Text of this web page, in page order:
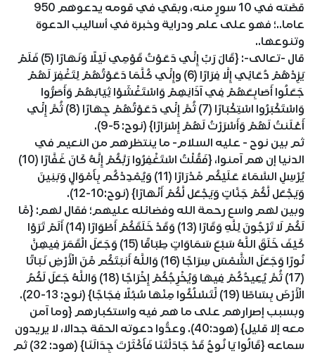
قصَّته في 10 سورٍ منه، وبقي في قومه يدعوهم 950
عاما..؛ فهو على علم ودراية وخبرة في أساليب الدعوة
وتنوعها..
قال -تعالى-: {قَالَ رَبِّ إِنِّي دَعَوْتُ قَوْمِي لَيْلًا وَنَهَارًا (5) فَلَمْ
يَزِدْهُمْ دُعَائِي إِلَّا فِرَارًا (6) وإِنِّي كُلَّمَا دَعَوْتُهُمْ لِتَغْفِرَ لَهُمْ
جَعَلُوا أَصَابِعَهُمْ فِي آذَانِهِمْ وَاسْتَغْشَوْا ثِيَابَهُمْ وَأَصَرُّوا
وَاسْتَكْبَرُوا اسْتِكْبَارًا (7) ثُمَّ إِنِّي دَعَوْتُهُمْ جِهَارًا (8) ثُمَّ إِنِّي
أَعْلَنتُ لَهُمْ وَأَسْرَرْتُ لَهُمْ إِسْرَارًا} (نوح: 5-9).
ثم بين نوح - عليه السلام- ما ينتظرهم من النعيم في
الدنيا إن هم آمنوا، {فَقُلْتُ اسْتَغْفِرُوا رَبَّكُمْ إِنَّهُ كَانَ غَفَّارًا (10)
يُرْسِلِ السَّمَاءَ عَلَيْكُم مِّدْرَارًا (11) وَيُمْدِدْكُم بِأَمْوَالٍ وَبَنِينَ
وَيَجْعَل لَّكُمْ جَنَّاتٍ وَيَجْعَل لَّكُمْ أَنْهَارًا} (نوح:10-12).
وبين لهم واسع رحمة الله وفضائله عليهم؛ فقال لهم: {مَّا
لَكُمْ لَا تَرْجُونَ لِلَّهِ وَقَارًا (13) وَقَدْ خَلَقَكُمْ أَطْوَارًا (14) أَلَمْ تَرَوْا
كَيْفَ خَلَقَ اللَّهُ سَبْعَ سَمَاوَاتٍ طِبَاقًا (15) وَجَعَلَ الْقَمَرَ فِيهِنَّ
نُورًا وَجَعَلَ الشَّمْسَ سِرَاجًا (16) وَاللَّهُ أَنبَتَكُم مِّنَ الْأَرْضِ نَبَاتًا
(17) ثُمَّ يُعِيدُكُمْ فِيهَا وَيُخْرِجُكُمْ إِخْرَاجًا (18) وَاللَّهُ جَعَلَ لَكُمُ
الْأَرْضَ بِسَاطًا (19) لِّتَسْلُكُوا مِنْهَا سُبُلًا فِجَاجًا} (نوح: 13-20).
وبسبب إصرارهم على ما هم فيه واستكبارهم {وما آمن
معه إلا قليل} (هود:40). وعدُّوا دعوته الحقة جدالا، لا يريدون
سماعه {قَالُوا يَا نُوحُ قَدْ جَادَلْتَنَا فَأَكْثَرْتَ جِدَالَنَا} (هود: 32) ثم